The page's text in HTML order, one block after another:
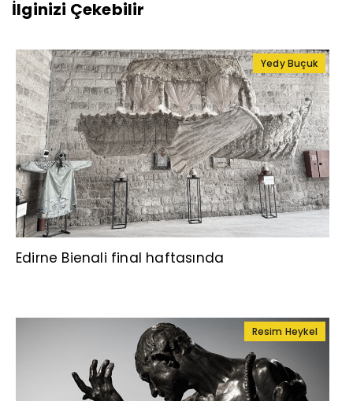
İlginizi Çekebilir
Yedy Buçuk
Edirne Bienali final haftasında
Resim Heykel